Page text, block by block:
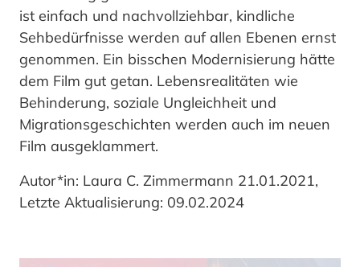
ist einfach und nachvollziehbar, kindliche
Sehbedürfnisse werden auf allen Ebenen ernst
genommen. Ein bisschen Modernisierung hätte
dem Film gut getan. Lebensrealitäten wie
Behinderung, soziale Ungleichheit und
Migrationsgeschichten werden auch im neuen
Film ausgeklammert.
Autor*in: Laura C. Zimmermann 21.01.2021,
Letzte Aktualisierung: 09.02.2024